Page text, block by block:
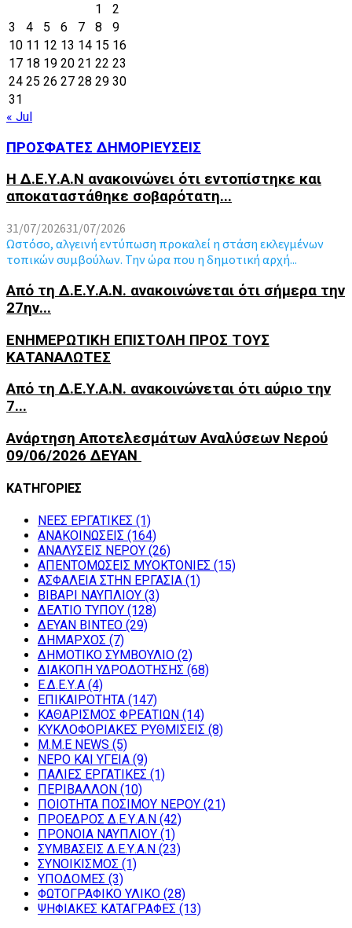
1
2
3
4 5 6 7 8
9
10 11 12 13 14 15 16
17 18 19 20 21 22 23
24 25 26 27 28 29 30
31
« Jul
ΠΡΟΣΦΑΤΕΣ ΔΗΜΟΡΙΕΥΣΕΙΣ
Η Δ.Ε.Υ.Α.Ν ανακοινώνει ότι εντοπίστηκε και
αποκαταστάθηκε σοβαρότατη...
31/07/202631/07/2026
Ωστόσο, αλγεινή εντύπωση προκαλεί η στάση εκλεγμένων
τοπικών συμβούλων. Την ώρα που η δημοτική αρχή...
Από τη Δ.Ε.Υ.Α.Ν. ανακοινώνεται ότι σήμερα την
27ην...
ΕΝΗΜΕΡΩΤΙΚΗ ΕΠΙΣΤΟΛΗ ΠΡΟΣ ΤΟΥΣ
ΚΑΤΑΝΑΛΩΤΕΣ
Από τη Δ.Ε.Υ.Α.Ν. ανακοινώνεται ότι αύριο την
7...
Ανάρτηση Αποτελεσμάτων Αναλύσεων Νερού
09/06/2026 ΔΕΥΑΝ
ΚΑΤΗΓΟΡΙΕΣ
NEEΣ ΕΡΓΑΤΙΚΕΣ (1)
ΑΝΑΚΟΙΝΩΣΕΙΣ (164)
ΑΝΑΛΥΣΕΙΣ ΝΕΡΟΥ (26)
ΑΠΕΝΤΟΜΩΣΕΙΣ ΜΥΟΚΤΟΝΙΕΣ (15)
ΑΣΦΑΛΕΙΑ ΣΤΗΝ ΕΡΓΑΣΙΑ (1)
ΒΙΒΑΡΙ ΝΑΥΠΛΙΟΥ (3)
ΔΕΛΤΙΟ ΤΥΠΟΥ (128)
ΔΕΥΑΝ ΒΙΝΤΕΟ (29)
ΔΗΜΑΡΧΟΣ (7)
ΔΗΜΟΤΙΚΟ ΣΥΜΒΟΥΛΙΟ (2)
ΔΙΑΚΟΠΗ ΥΔΡΟΔΟΤΗΣΗΣ (68)
Ε.Δ.Ε.Υ.Α (4)
ΕΠΙΚΑΙΡΟΤΗΤΑ (147)
ΚΑΘΑΡΙΣΜΟΣ ΦΡΕΑΤΙΩΝ (14)
ΚΥΚΛΟΦΟΡΙΑΚΕΣ ΡΥΘΜΙΣΕΙΣ (8)
Μ.Μ.Ε NEWS (5)
ΝΕΡΟ ΚΑΙ ΥΓΕΙΑ (9)
ΠΑΛΙΕΣ ΕΡΓΑΤΙΚΕΣ (1)
ΠΕΡΙΒΑΛΛΟΝ (10)
ΠΟΙΟΤΗΤΑ ΠΟΣΙΜΟΥ ΝΕΡΟΥ (21)
ΠΡΟΕΔΡΟΣ Δ.Ε.Υ.Α.Ν (42)
ΠΡΟΝΟΙΑ ΝΑΥΠΛΙΟΥ (1)
ΣΥΜΒΑΣΕΙΣ Δ.Ε.Υ.Α.Ν (23)
ΣΥΝΟΙΚΙΣΜΟΣ (1)
ΥΠΟΔΟΜΕΣ (3)
ΦΩΤΟΓΡΑΦΙΚΟ ΥΛΙΚΟ (28)
ΨΗΦΙΑΚΕΣ ΚΑΤΑΓΡΑΦΕΣ (13)